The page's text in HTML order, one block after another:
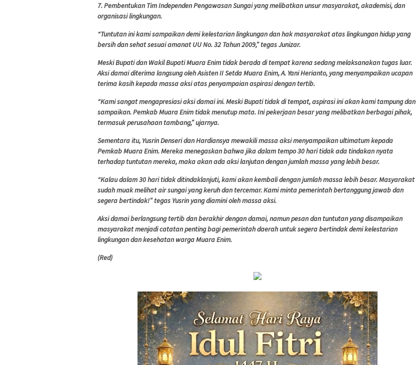
7. Pembentukan Tim Independen Pengawasan Sungai yang melibatkan unsur masyarakat, akademisi, dan
organisasi lingkungan.
“Tuntutan ini kami sampaikan demi kelestarian lingkungan dan hak masyarakat atas lingkungan hidup yang
bersih dan sehat sesuai amanat UU No. 32 Tahun 2009,” tegas Junizar.
Meski Bupati dan Wakil Bupati Muara Enim tidak berada di tempat karena sedang melaksanakan tugas luar.
Aksi damai diterima langsung oleh Asisten II Setda Muara Enim, A. Yani Herianto, yang menyampaikan ucapan
terima kasih kepada massa aksi atas penyampaian aspirasi dengan tertib.
“Kami sangat mengapresiasi aksi damai ini. Meski Bupati tidak di tempat, aspirasi ini akan kami tampung dan
sampaikan. Pemkab Muara Enim tidak menutup mata. Ini pekerjaan besar yang melibatkan berbagai pihak,
termasuk perusahaan tambang,” ujarnya.
Sementara itu, Yusrin Denseri dan Hardiansya mewakili massa aksi menyampaikan ultimatum kepada
Pemkab Muara Enim. Mereka menegaskan bahwa jika dalam tempo 30 hari tidak ada tindakan nyata
terhadap tuntutan mereka, maka akan ada aksi lanjutan dengan jumlah massa yang lebih besar.
“Kalau dalam 30 hari tidak ditindaklanjuti, kami akan kembali dengan jumlah massa lebih besar. Masyarakat
sudah muak melihat air sungai yang keruh dan tercemar. Kami minta pemerintah bertanggung jawab dan
segera bertindak!” tegas Yusrin yang diamini oleh massa aksi.
Aksi damai berlangsung tertib dan berakhir dengan damai, namun pesan dan tuntutan yang disampaikan
masyarakat menjadi catatan penting bagi pemerintah daerah untuk segera bertindak demi kelestarian
lingkungan dan kesehatan warga Muara Enim.
(Red)